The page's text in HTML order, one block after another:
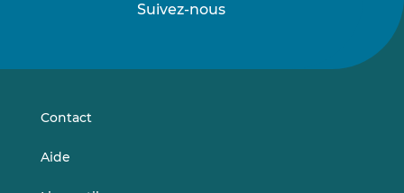
Suivez-nous
sursur
Contact
Aide